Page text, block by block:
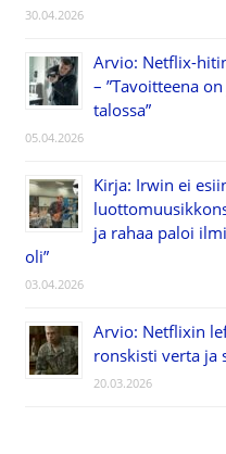
30.04.2026
Arvio: Netflix-
– ”Tavoitteena
talossa”
05.04.2026
Kirja: Irwin ei
ja rahaa paloi
oli”
03.04.2026
Arvio: Netflixin
ronskisti verta ja
20.03.2026